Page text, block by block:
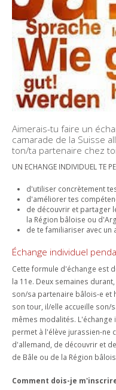
EN IMAGES
EDUCATION SEXUELLE
SÉANCES PARENTS
ACTIVITÉS ET
ABSENCES
ACCIDENTS
DEVOIRS ASSISTÉS
COURS FACULTATIFS
TRAVAILLEUSE SOCIALE
ORIENTATION
ECHANGES ET SÉJOURS
TUTORIELS MITIC
CONCIERGERIE
RESTAURANT SCOLAIRE
MÉDIATHÈQUE
SALLE D'ÉTUDE
BESOINS ÉDUCATIFS
ACCÈS
BROCHURE
DOCUMENTS
VACANCES SCOLAIRES
RÉSERVATION DE SALLES
Contact
Aimerais-tu faire un
camarade de la Suisse
ton/ta partenaire chez
UN ECHANGE INDIVIDUEL TE
d'utiliser concrètement
d'améliorer tes
de découvrir et partager
la Région bâloise ou
de te familiariser avec un
Échange individuel
Cette formule d'échange est
la 11e. Deux semaines
son/sa partenaire bâlois-e et
son tour, il/elle accueille son/
mêmes modalités.
permet à l'élève jurassien-ne
d'allemand, de découvrir et
de Bâle ou de la Région
Comment dois-je